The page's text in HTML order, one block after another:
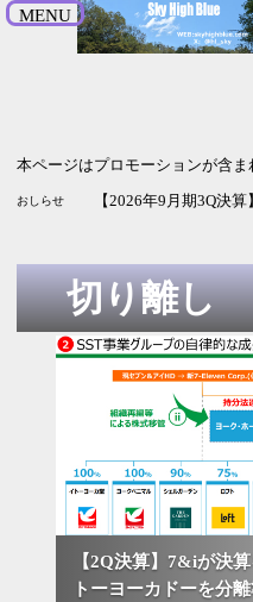
MENU
本ページはプロモーションが含ま
おしらせ 【2026年9月期3Q決
切り離し
【2Q決算】7&iが決
トーヨーカドーを分